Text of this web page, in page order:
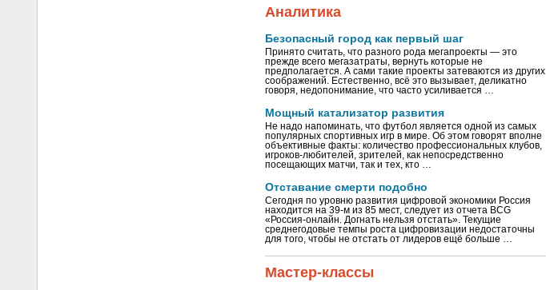
Аналитика
Безопасный город как первый шаг
Принято считать, что разного рода мегапроекты — это
прежде всего мегазатраты, вернуть которые не
предполагается. А сами такие проекты затеваются из других
соображений. Естественно, всё это вызывает, деликатно
говоря, недопонимание, что часто усиливается …
Мощный катализатор развития
Не надо напоминать, что футбол является одной из самых
популярных спортивных игр в мире. Об этом говорят вполне
объективные факты: количество профессиональных клубов,
игроков-любителей, зрителей, как непосредственно
посещающих матчи, так и тех, кто …
Отставание смерти подобно
Сегодня по уровню развития цифровой экономики Россия
находится на 39-м из 85 мест, следует из отчета BCG
«Россия-онлайн. Догнать нельзя отстать». Текущие
среднегодовые темпы роста цифровизации недостаточны
для того, чтобы не отстать от лидеров ещё больше …
Мастер-классы